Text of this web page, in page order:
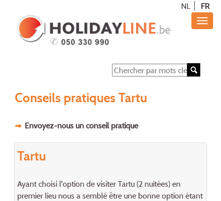
NL FR
Conseils pratiques Tartu
Envoyez-nous un conseil pratique
Tartu
Ayant choisi l'option de visiter Tartu (2 nuitées) en
premier lieu nous a semblé être une bonne option étant